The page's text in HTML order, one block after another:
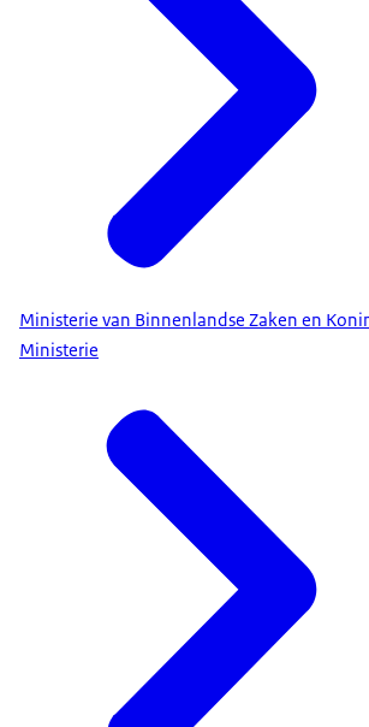
Ministerie van Binnenlandse Zaken en
Ministerie